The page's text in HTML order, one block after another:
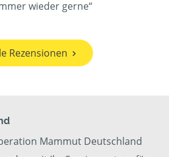
wieder gerne“
Rezensionen
Mammut Deutschland